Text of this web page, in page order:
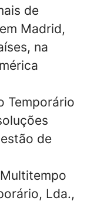
de
Madrid,
na
Temporário
de
Lda.,